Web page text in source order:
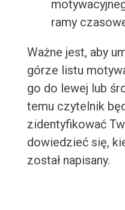
ramy
Ważne jest, aby
górze listu
go do lewej lub
temu czytelnik
zidentyfikować
dowiedzieć się,
został napisany.